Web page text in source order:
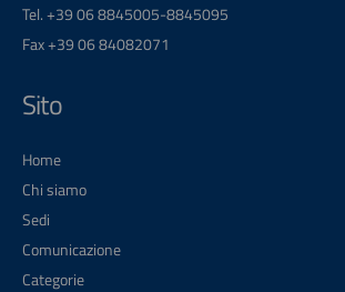
Tel. +39 06 8845005-8845095
Fax +39 06 84082071
Sito
Home
Chi siamo
Sedi
Comunicazione
Categorie